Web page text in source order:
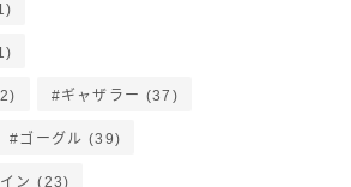
ギャザラー (37)
ゴーグル (39)
ン (23)